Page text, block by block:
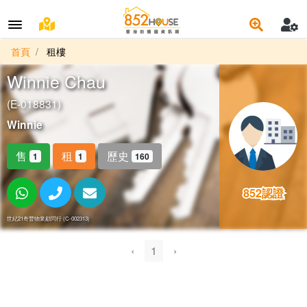
首頁 租樓
Winnie Chau
(E-018831)
Winnie
售
1 租 1 歷史 160
世紀21奇豐物業顧問行 (C-002313)
852認證
852認證
‹ 1 ›